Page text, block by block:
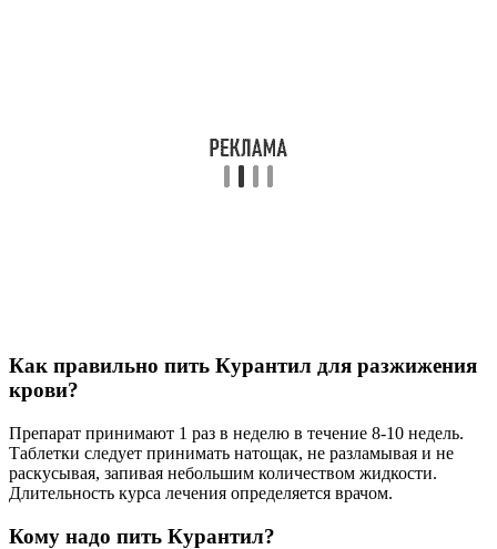
Как правильно пить Курантил для разжижения
крови?
Препарат принимают 1 раз в неделю в течение 8-10 недель.
Таблетки следует принимать натощак, не разламывая и не
раскусывая, запивая небольшим количеством жидкости.
Длительность курса лечения определяется врачом.
Кому надо пить Курантил?